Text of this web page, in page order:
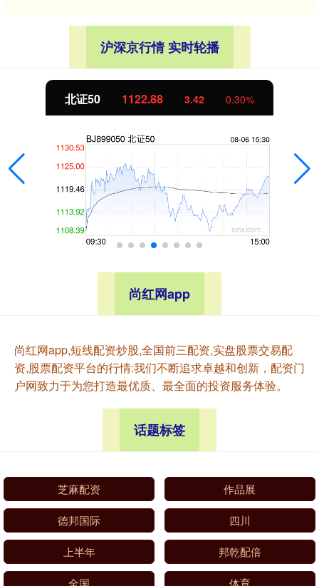
沪深京行情 实时轮播
3.42 0.30%
尚红网app
尚红网app,短线配资炒股,全国前三配资,实盘股票交易配
资,股票配资平台的行情:我们不断追求卓越和创新，配资门
户网致力于为您打造最优质、最全面的投资服务体验。
话题标签
芝麻配资 作品展
德邦国际 四川
上半年 邦乾配倍
全国 体育